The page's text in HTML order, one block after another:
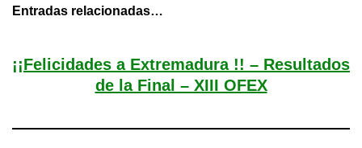
Entradas relacionadas…
¡¡Felicidades a Extremadura !! – Resultados
de la Final – XIII OFEX